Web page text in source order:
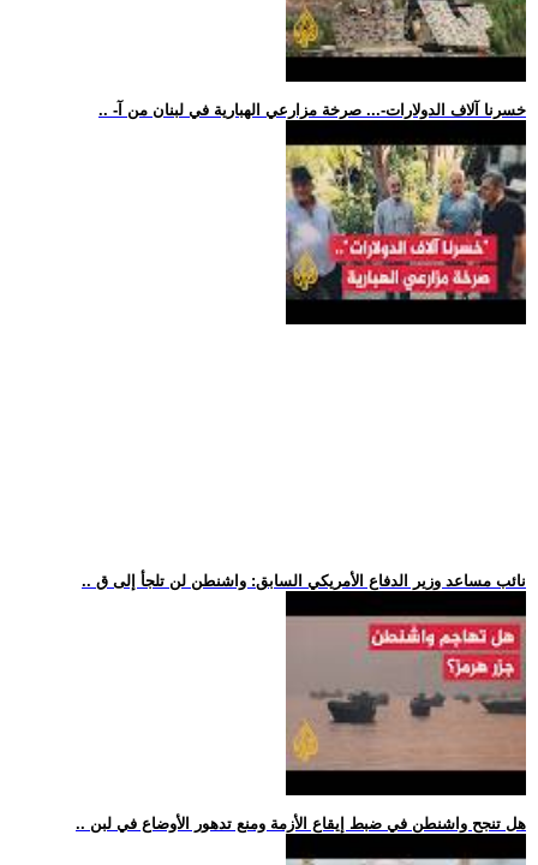
.. -خسرنا آلاف الدولارات-... صرخة مزارعي الهبارية في لبنان من آ
.. نائب مساعد وزير الدفاع الأمريكي السابق: واشنطن لن تلجأ إلى ق
.. هل تنجح واشنطن في ضبط إيقاع الأزمة ومنع تدهور الأوضاع في لبن